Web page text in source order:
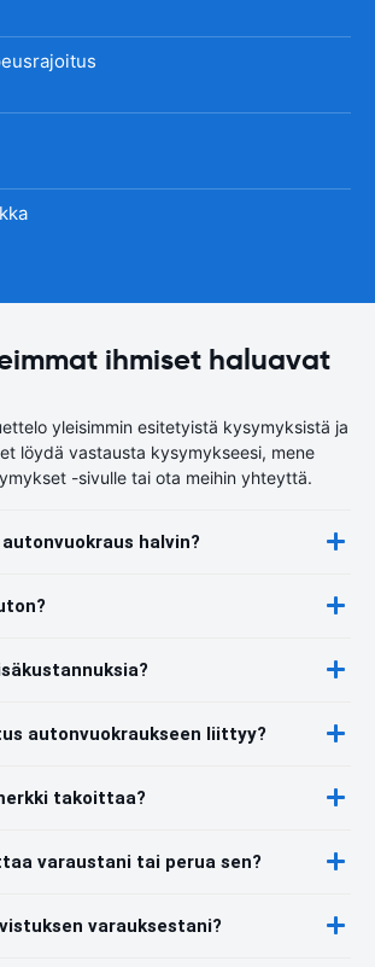
ihmiset haluavat
yleisimmin esitetyistä kysymyksistä ja
löydä vastausta kysymykseesi, mene
-sivulle tai ota meihin yhteyttä.
halvin?
autonvuokraukseen liittyy?
takoittaa?
varaustani tai perua sen?
varauksestani?